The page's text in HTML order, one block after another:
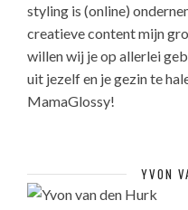
styling is (online)
creatieve content mijn
willen wij je op allerlei
uit jezelf en je gezin te
MamaGlossy!
YVON